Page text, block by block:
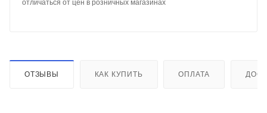
отличаться от цен в розничных магазинах
ОТЗЫВЫ КАК КУПИТЬ ОПЛАТА